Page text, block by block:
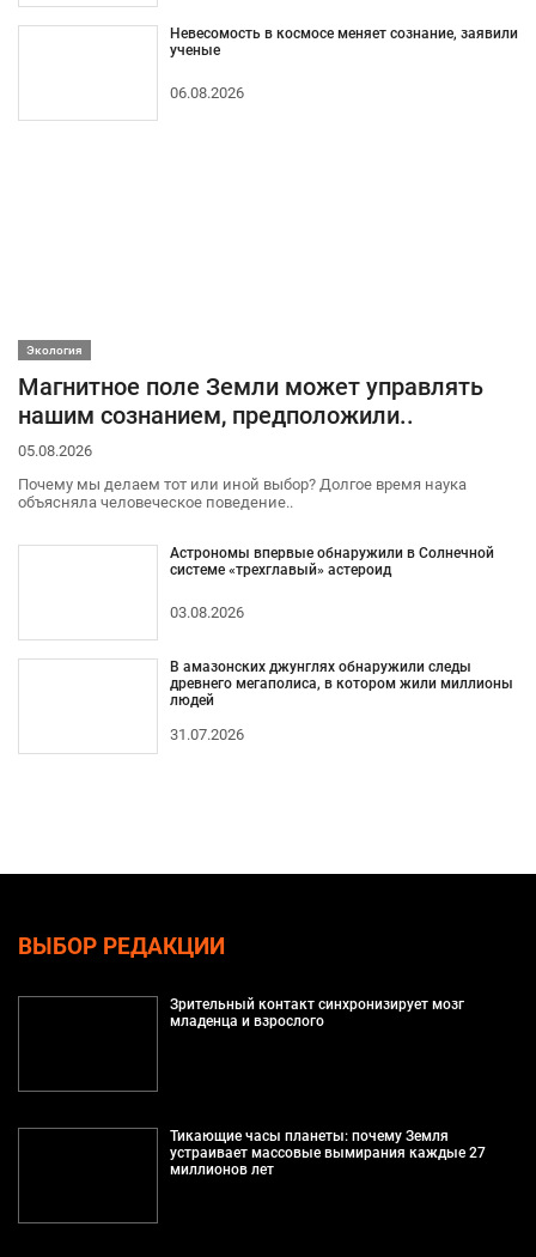
Невесомость в космосе меняет сознание, заявили
ученые
06.08.2026
Экология
Магнитное поле Земли может управлять
нашим сознанием, предположили..
05.08.2026
Почему мы делаем тот или иной выбор? Долгое время наука
объясняла человеческое поведение..
Астрономы впервые обнаружили в Солнечной
системе «трехглавый» астероид
03.08.2026
В амазонских джунглях обнаружили следы
древнего мегаполиса, в котором жили миллионы
людей
31.07.2026
ВЫБОР РЕДАКЦИИ
Зрительный контакт синхронизирует мозг
младенца и взрослого
Тикающие часы планеты: почему Земля
устраивает массовые вымирания каждые 27
миллионов лет